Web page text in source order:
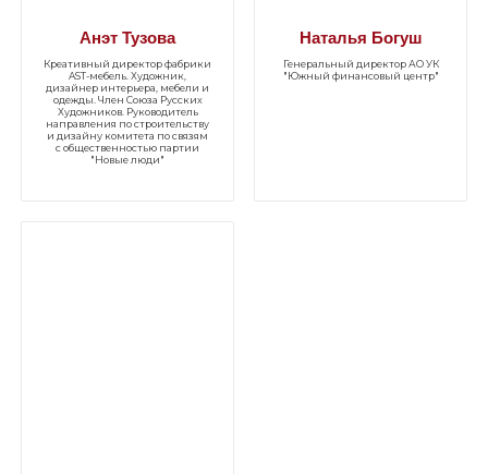
Анэт Тузова
Креативный директор фабрики
AST-мебель. Художник,
дизайнер интерьера, мебели и
одежды. Член Союза Русских
Художников. Руководитель
направления по строительству
и дизайну комитета по связям
с общественностью партии
"Новые люди"
Наталья Богуш
Генеральный директор АО УК
"Южный финансовый центр"